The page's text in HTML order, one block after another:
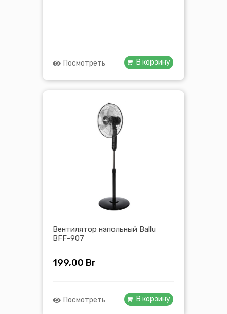
Посмотреть В корзину
Вентилятор напольный Ballu
BFF-907
199,00 Br
Посмотреть В корзину